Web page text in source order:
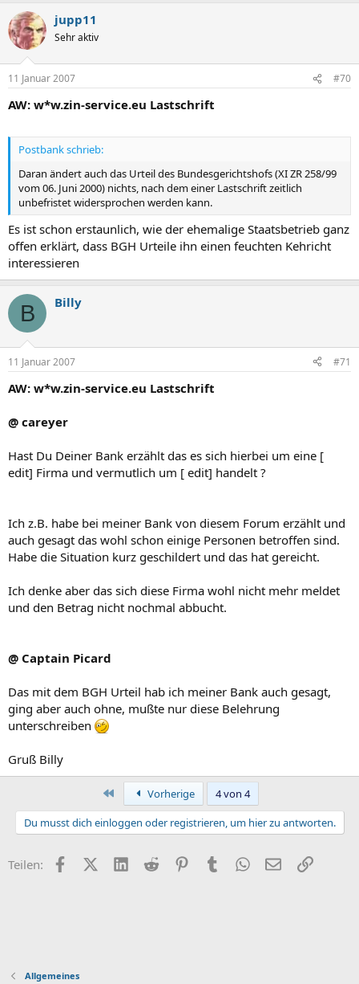
Durch das Lastschriftabkommen zwischen den Kreditinstituten ist
das Kreditinstitut des Zahlungsempfängers berechtigt, die
Rücknahme der Lastschrift zu verweigern, wenn - wie bei Ihrer
Lastschrift - zwischen der Lastbuchung und der Rückgabe mehr als
sechs Wochen vergangen sind. Daran ändert auch das Urteil des
Bundesgerichtshofs (XI ZR 258/99 vom 06. Juni 2000) nichts, nach
kann.
Bitte haben Sie Verständnis dafür, dass wir bei einer negativen
Nachricht vom Empfängerinstitut den Lastschriftbetrag wieder von
Ihrem Konto abbuchen werden. Grundlage hierfür ist Nr. 11 (4)
unserer Allgemeinen Geschäftsbedingungen, da Sie der
Einzugsermächtigungs-Lastschrift nicht unverzüglich
widersprochen haben.
Wir hoffen, dass sich die Angelegenheit in Ihrem Sinne regeln wird
und freuen uns, wenn Sie auch in Zukunft mit uns zufrieden sind.
Mit freundlichen Grüßen
Ihr Postbank E-Mail Team
-------------------------------------------------------------------------
jupp11
Sehr aktiv
11 Januar 2007 #70
AW: w*w.zin-service.eu Lastschrift
Postbank schrieb:
Daran ändert auch das Urteil des Bundesgerichtshofs (XI ZR 258/99
vom 06. Juni 2000) nichts, nach dem einer Lastschrift zeitlich
unbefristet widersprochen werden kann.
Es ist schon erstaunlich, wie der ehemalige Staatsbetrieb ganz
offen erklärt, dass BGH Urteile ihn einen feuchten Kehricht
interessieren
B Billy
11 Januar 2007 #71
AW: w*w.zin-service.eu Lastschrift
@ careyer
Hast Du Deiner Bank erzählt das es sich hierbei um eine [
edit] Firma und vermutlich um [ edit] handelt ?
Ich z.B. habe bei meiner Bank von diesem Forum erzählt und
auch gesagt das wohl schon einige Personen betroffen sind.
Habe die Situation kurz geschildert und das hat gereicht.
Ich denke aber das sich diese Firma wohl nicht mehr meldet
und den Betrag nicht nochmal abbucht.
@ Captain Picard
Das mit dem BGH Urteil hab ich meiner Bank auch gesagt,
ging aber auch ohne, mußte nur diese Belehrung
unterschreiben
Gruß Billy
Erste Vorherige
4 von 4
Du musst dich einloggen oder registrieren, um hier zu antworten.
Teilen: FacebookX (Twitter)
LinkedIn
Reddit PinterestTumblr WhatsApp
E-MailLink
Allgemeines